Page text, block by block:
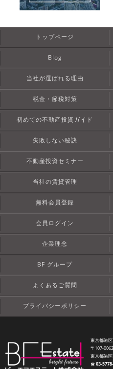
トップページ
Blog
当社が選ばれる理由
税金・節税対策
初めての不動産投資ガイド
失敗しない秘訣
不動産投資セミナー
当社の賃貸管理
無料会員登録
会員ログイン
企業理念
BF グループ
よくあるご質問
プライバシーポリシー
東京都港
〒107-
東京都港
☎︎03-